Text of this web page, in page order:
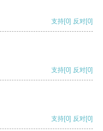
支持[0] 反对[0]
支持[0] 反对[0]
支持[0] 反对[0]